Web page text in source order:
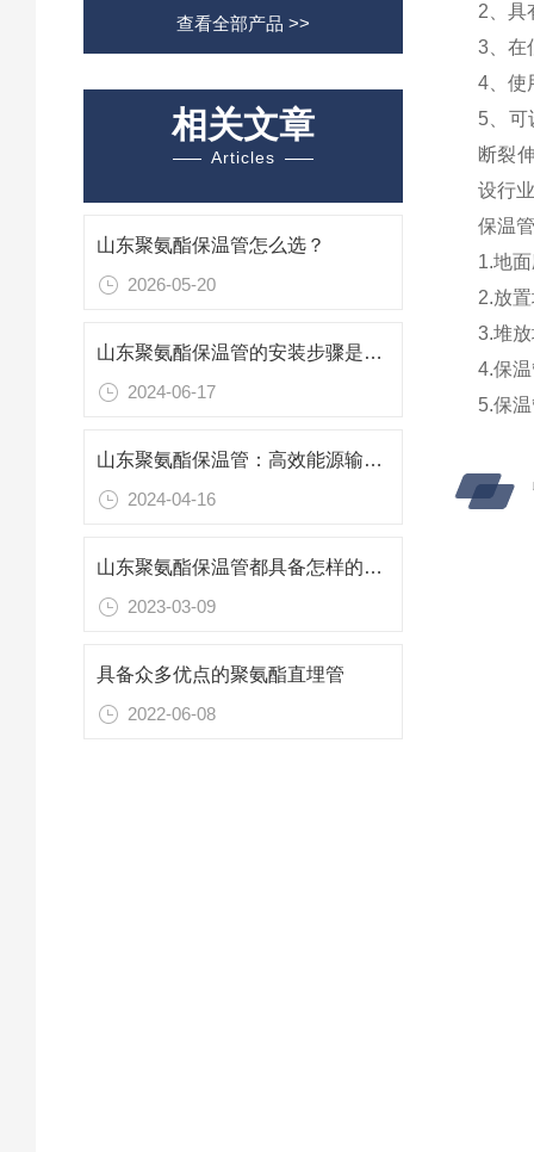
查看全部产品 >>
相关文章
Articles
山东聚氨酯保温管怎么选？
2026-05-20
山东聚氨酯保温管的安装步骤是什么？
2024-06-17
山东聚氨酯保温管：高效能源输送的绝热卫士
2024-04-16
山东聚氨酯保温管都具备怎样的优势？
2023-03-09
具备众多优点的聚氨酯直埋管
2022-06-08
2、
3、
4、
5、可
断裂
设行
保温
1.地
2.放
3.堆
4.保
5.保